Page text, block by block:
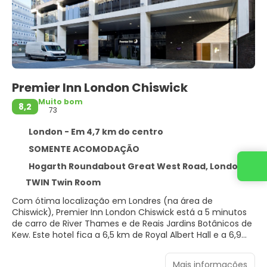
Premier Inn London Chiswick
8,2
Muito bom
73
London - Em 4,7 km do centro
SOMENTE ACOMODAÇÃO
Hogarth Roundabout Great West Road, London W4 2TH
TWIN Twin Room
Com ótima localização em Londres (na área de
Chiswick), Premier Inn London Chiswick está a 5 minutos
de carro de River Thames e de Reais Jardins Botânicos de
Kew. Este hotel fica a 6,5 km de Royal Albert Hall e a 6,9
Mais informações
Entre em contato conosco